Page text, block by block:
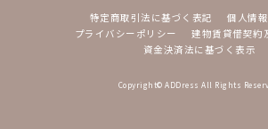
特定商取引法に基づく表記
個人情
プライバシーポリシー
建物賃貸借契約
資金決済法に基づく表示
Copyright© ADDress All Rights